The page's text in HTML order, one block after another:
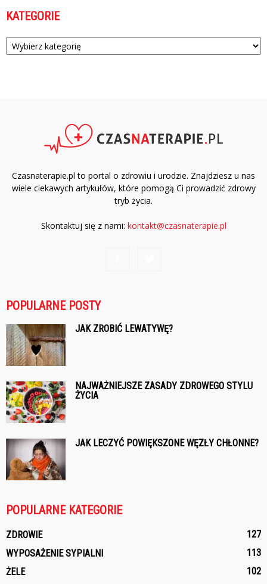
KATEGORIE
Kategorie
Czasnaterapie.pl to portal o zdrowiu i urodzie. Znajdziesz u nas
wiele ciekawych artykułów, które pomogą Ci prowadzić zdrowy
tryb życia.
Skontaktuj się z nami: kontakt@czasnaterapie.pl
POPULARNE POSTY
JAK ZROBIĆ LEWATYWĘ?
NAJWAŻNIEJSZE ZASADY ZDROWEGO STYLU
ŻYCIA
JAK LECZYĆ POWIĘKSZONE WĘZŁY CHŁONNE?
POPULARNE KATEGORIE
ZDROWIE
127
WYPOSAŻENIE SYPIALNI
113
ŻELE
102